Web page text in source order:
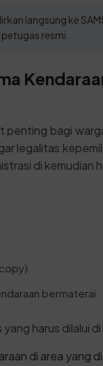
langsung ke
resmi.
penting bagi
legalitas
di kemudian
bermaterai
harus dilalui di
di area yang